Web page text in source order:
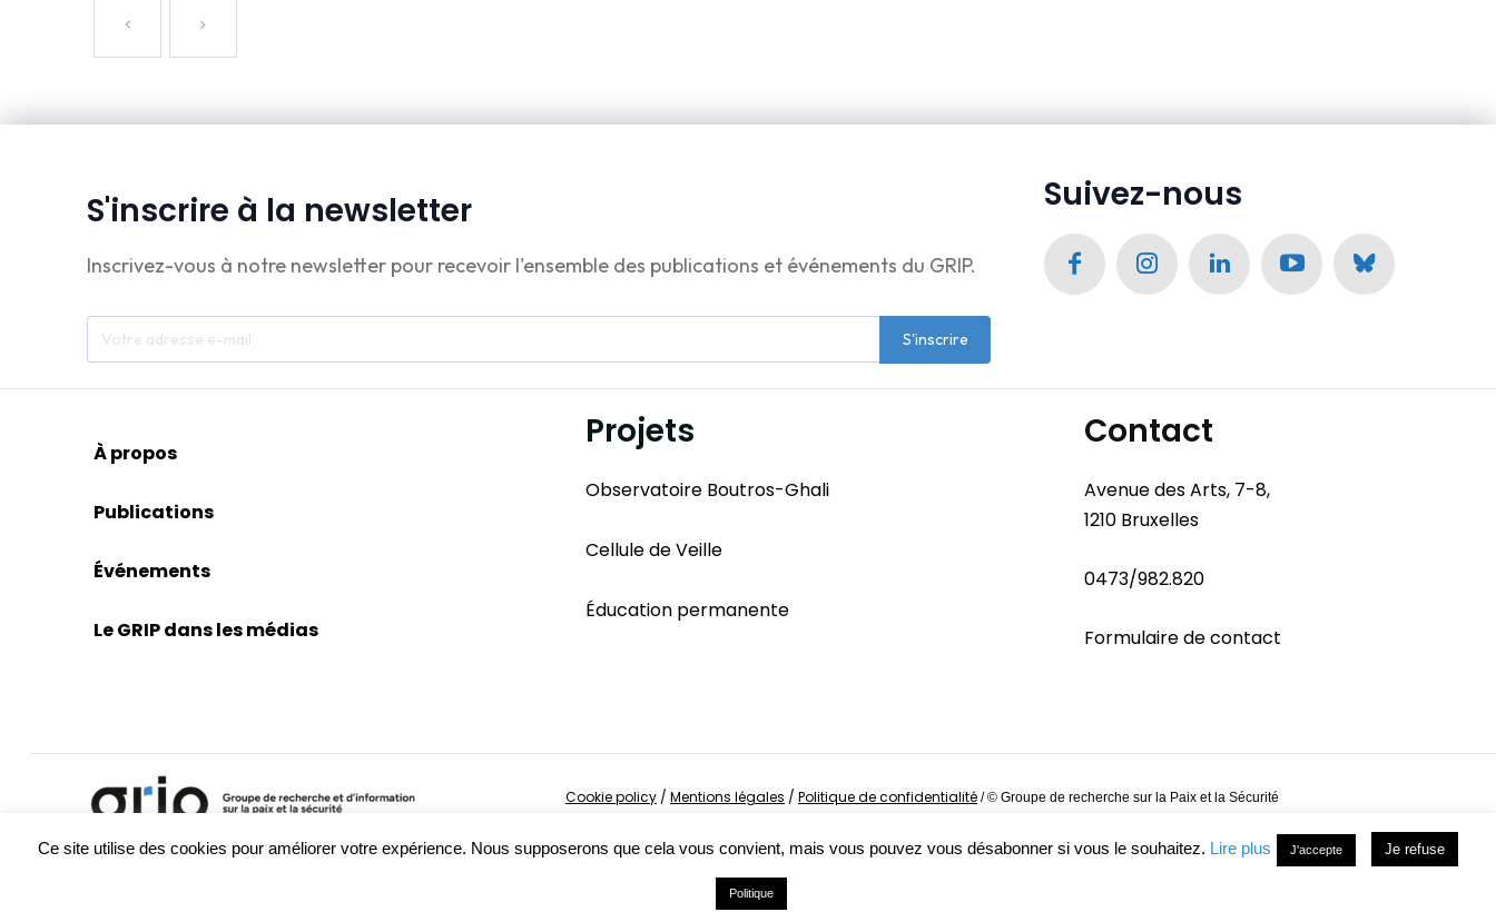
S'inscrire à la newsletter
Inscrivez-vous à notre newsletter pour recevoir l'ensemble des publications et événements du GRIP.
S'inscrire
Suivez-nous
À propos
Publications
Événements
Le GRIP dans les médias
Projets
Observatoire Boutros-Ghali
Cellule de Veille
Éducation permanente
Contact
Avenue des Arts, 7-8,
1210 Bruxelles
0473/982.820
Formulaire de contact
Cookie policy / Mentions légales / Politique de confidentialité /© Groupe de recherche sur la Paix et la Sécurité
Ce site utilise des cookies pour améliorer votre expérience. Nous supposerons que cela vous convient, mais vous pouvez vous désabonner si vous le souhaitez. Lire plus J'accepte Je refuse
Politique